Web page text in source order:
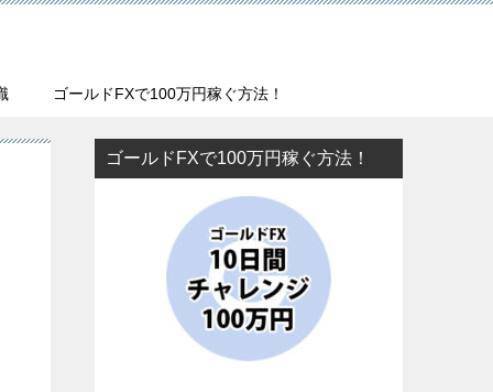
ゴールドFXで100万円稼ぐ方法！
ゴールドFXで100万円稼ぐ方法！